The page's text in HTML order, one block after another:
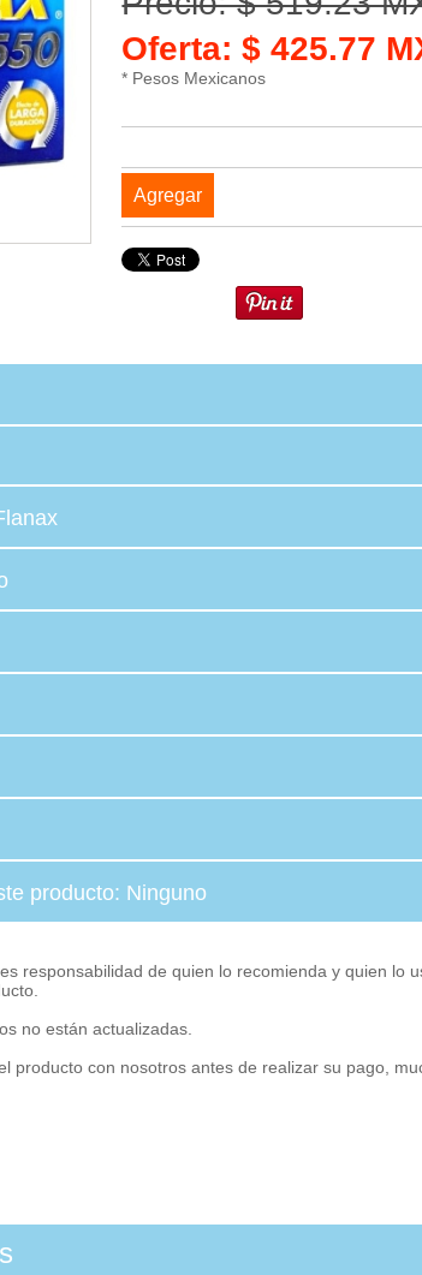
Oferta: $ 425.77
* Pesos Mexicanos
Agregar
producto: Ninguno
responsabilidad de quien lo recomienda y quien lo
no están actualizadas.
producto con nosotros antes de realizar su pago,